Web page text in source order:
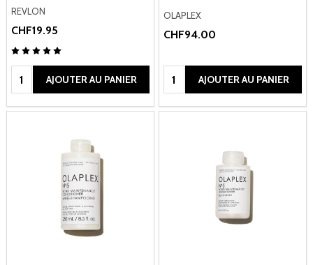
REVLON
CHF19.95
Quantité:AJOUTER AU PANIER
OLAPLEX
CHF94.00
Quantité:AJOUTER AU PANIER